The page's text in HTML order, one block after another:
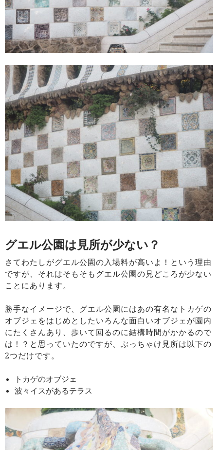
グエル公園は見所が少ない？
さてわたしがグエル公園の入場料が高いよ！という理由
ですが、それはそもそもグエル公園の見どころが少ない
ことにあります。
勝手なイメージで、グエル公園にはあの有名なトカゲの
オブジェをはじめとしたいろんな面白いオブジェが園内
にたくさんあり、歩いて回るのに結構時間がかかるので
は！？と思っていたのですが、ぶっちゃけ見所は以下の
2つだけです。
トカゲのオブジェ
波々イスがあるテラス